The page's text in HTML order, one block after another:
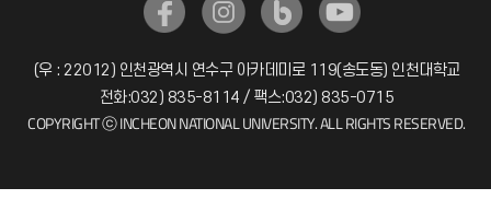
(우 : 22012) 인천광역시 연수구 아카데미로 119(송도동) 인천대학교
전화:032) 835-8114 / 팩스:032) 835-0715
COPYRIGHT ⓒ INCHEON NATIONAL UNIVERSITY. ALL RIGHTS RESERVED.